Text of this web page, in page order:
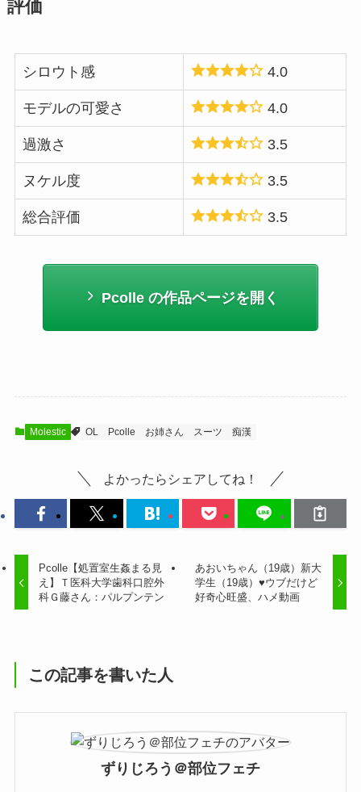
評価
シロウト感 4.0
モデルの可愛さ 4.0
過激さ 3.5
ヌケル度 3.5
総合評価 3.5
Pcolle の作品ページを開く
Molestic OL Pcolle お姉さん スーツ 痴漢
よかったらシェアしてね！
Pcolle【処置室生姦まる見
え】Ｔ医科大学歯科口腔外
科Ｇ藤さん：パルプンテン
あおいちゃん（19歳）新大
学生（19歳）♥ウブだけど
好奇心旺盛、ハメ動画
この記事を書いた人
ずりじろう＠部位フェチ